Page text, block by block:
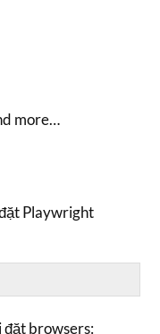
more…
Playwright
đặt browsers: